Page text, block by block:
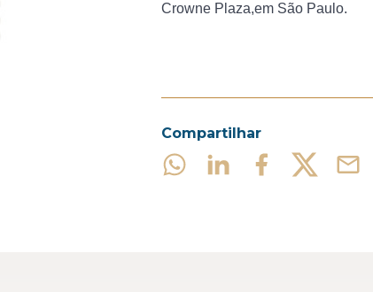
Crowne Plaza,em São Paulo.
Compartilhar